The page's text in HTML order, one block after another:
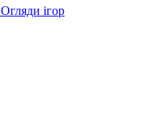
Огляди ігор